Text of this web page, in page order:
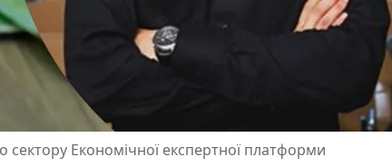
Економічної експертної платформи